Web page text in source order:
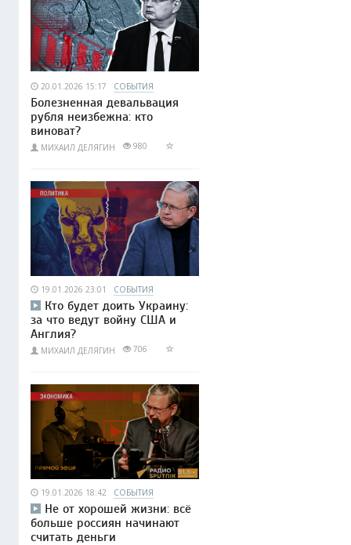
20.01.2026 15:17 СОБЫТИЯ
Болезненная девальвация
рубля неизбежна: кто
виноват?
МИХАИЛ ДЕЛЯГИН 980
19.01.2026 23:01 СОБЫТИЯ
Кто будет доить Украину:
за что ведут войну США и
Англия?
МИХАИЛ ДЕЛЯГИН 706
19.01.2026 18:42 СОБЫТИЯ
Не от хорошей жизни: всё
больше россиян начинают
считать деньги